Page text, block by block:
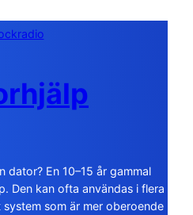
dator? En 10–15 år gammal
Den kan ofta användas i flera
som är mer oberoende